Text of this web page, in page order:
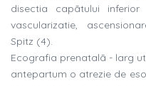
disectia capãtului
vascularizatie,
Spitz (4).
Ecografia prenatalã - larg
antepartum o atrezie de